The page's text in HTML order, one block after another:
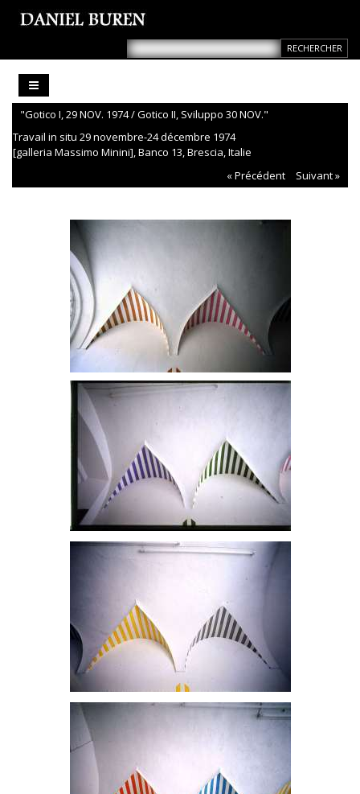
"Gotico I, 29 NOV. 1974 / Gotico II, Sviluppo 30 NOV."
Travail in situ 29 novembre-24 décembre 1974
[galleria Massimo Minini], Banco 13, Brescia, Italie
« Précédent
Suivant »